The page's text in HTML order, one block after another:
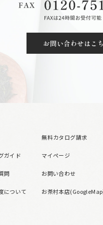
お問い合わせはこ
ガイド
問
について
無料カタログ請求
マイページ
お問い合わせ
お茶村本店